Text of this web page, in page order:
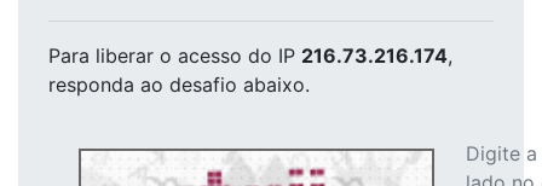
Para liberar o acesso do IP 216.73.216.174,
responda ao desafio abaixo.
Digite